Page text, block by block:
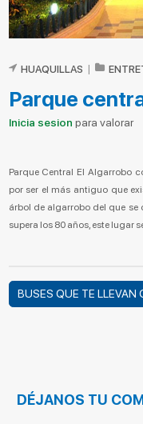
HUAQUILLAS |
Parque
Inicia sesion para valorar
Parque Central El Algarrobo
por ser el más antiguo que
árbol de algarrobo del que
supera los 80 años, este lugar
BUSES QUE TE LLEVAN
DÉJANOS TU